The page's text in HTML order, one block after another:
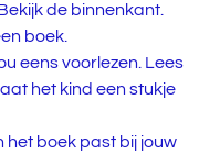
de binnenkant.
boek.
eens voorlezen. Lees
het kind een stukje
boek past bij jouw